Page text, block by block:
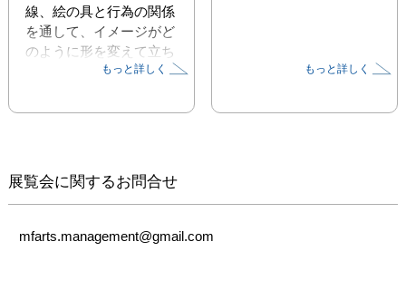
線、絵の具と行為の関係
を通して、イメージがど
のように形を変えて立ち
上がるのかを探ります。
と反復を繰り返し、見る
た展覧会です。
もっと詳しく もっと詳しく
展覧会に関するお問合せ
mfarts.management@gmail.com